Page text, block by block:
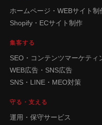
ホームページ・WEBサイト制
Shopify・ECサイト制作
集客する
SEO・コンテンツマーケティ
WEB広告・SNS広告
SNS・LINE・MEO対策
守る・支える
運用・保守サービス